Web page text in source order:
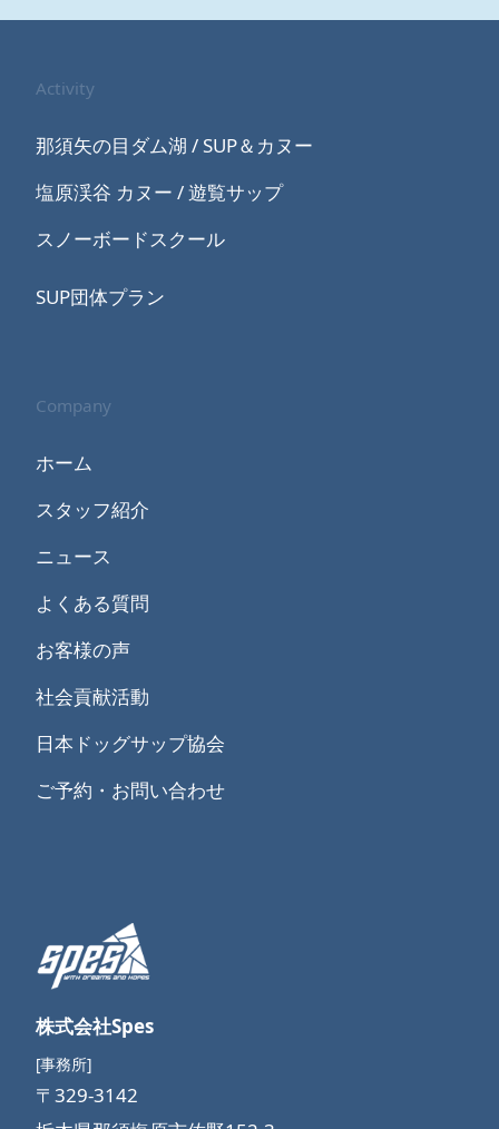
Activity
那須矢の目ダム湖 / SUP＆カヌー
塩原渓谷 カヌー / 遊覧サップ
スノーボードスクール
SUP団体プラン
Company
ホーム
スタッフ紹介
ニュース
よくある質問
お客様の声
社会貢献活動
日本ドッグサップ協会
ご予約・お問い合わせ
株式会社Spes
[事務所]
〒329-3142